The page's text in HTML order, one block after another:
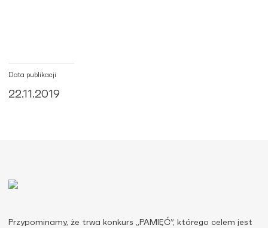
Data publikacji
22.11.2019
Przypominamy, że trwa konkurs „PAMIĘĆ”, którego celem jest